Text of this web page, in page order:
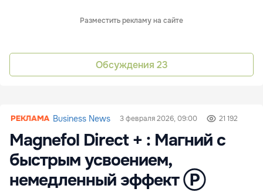
Разместить рекламу на сайте
Обсуждения 23
Business News 3 февраля 2026, 09:00 21 192
Magnefol Direct + : Магний с
быстрым усвоением,
немедленный эффект Ⓟ